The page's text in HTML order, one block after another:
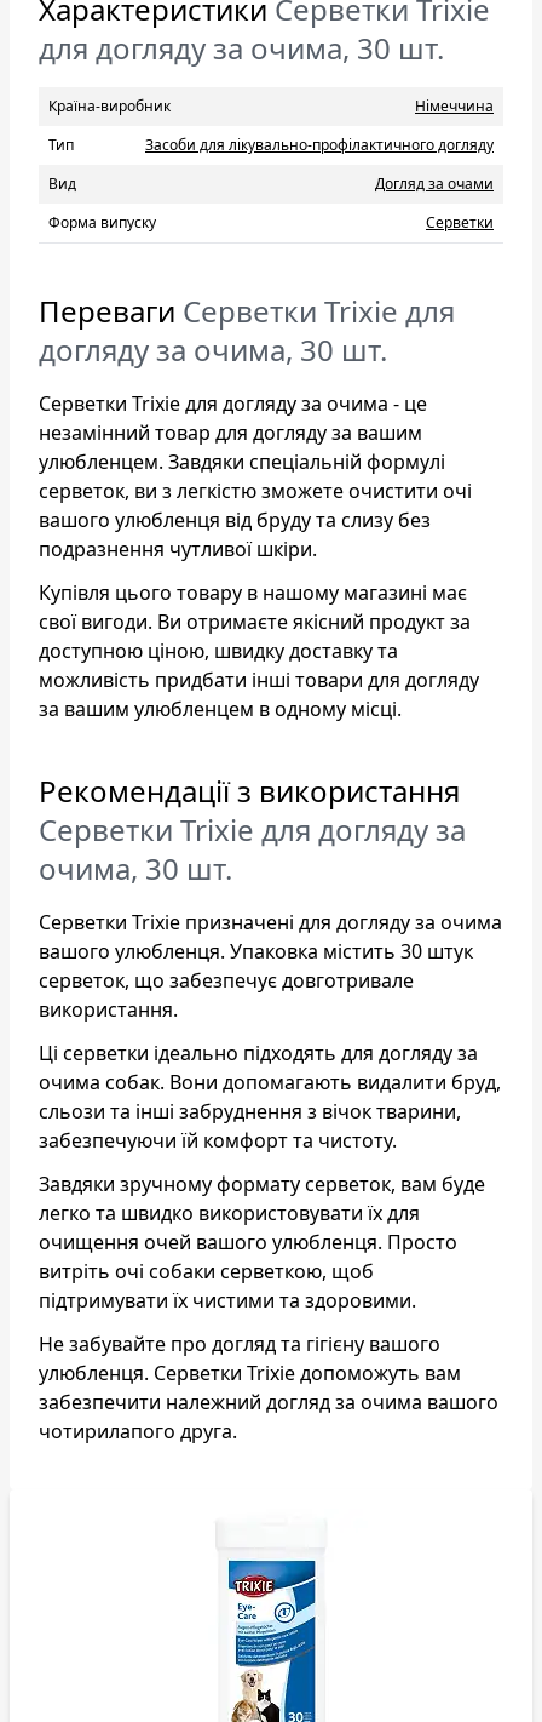
Характеристики Серветки Trixie
для догляду за очима, 30 шт.
Країна-виробник
Нiмеччина
Тип
Засоби для лікувально-профілактичного догляду
Вид
Догляд за очами
Форма випуску
Серветки
Переваги Серветки Trixie для
догляду за очима, 30 шт.
Серветки Trixie для догляду за очима - це
незамінний товар для догляду за вашим
улюбленцем. Завдяки спеціальній формулі
серветок, ви з легкістю зможете очистити очі
вашого улюбленця від бруду та слизу без
подразнення чутливої шкіри.
Купівля цього товару в нашому магазині має
свої вигоди. Ви отримаєте якісний продукт за
доступною ціною, швидку доставку та
можливість придбати інші товари для догляду
за вашим улюбленцем в одному місці.
Рекомендації з використання
Серветки Trixie для догляду за
очима, 30 шт.
Серветки Trixie призначені для догляду за очима
вашого улюбленця. Упаковка містить 30 штук
серветок, що забезпечує довготривале
використання.
Ці серветки ідеально підходять для догляду за
очима собак. Вони допомагають видалити бруд,
сльози та інші забруднення з вічок тварини,
забезпечуючи їй комфорт та чистоту.
Завдяки зручному формату серветок, вам буде
легко та швидко використовувати їх для
очищення очей вашого улюбленця. Просто
витріть очі собаки серветкою, щоб
підтримувати їх чистими та здоровими.
Не забувайте про догляд та гігієну вашого
улюбленця. Серветки Trixie допоможуть вам
забезпечити належний догляд за очима вашого
чотирилапого друга.